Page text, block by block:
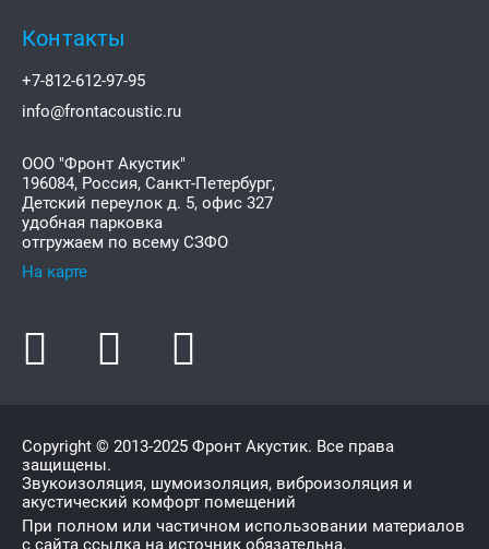
Контакты
+7-812-612-97-95
info@frontacoustic.ru
ООО "Фронт Акустик"
196084, Россия, Санкт-Петербург,
Детский переулок д. 5, офис 327
удобная парковка
отгружаем по всему СЗФО
На карте
Copyright © 2013-2025 Фронт Акустик. Все права
защищены.
Звукоизоляция, шумоизоляция, виброизоляция и
акустический комфорт помещений
При полном или частичном использовании материалов
с сайта ссылка на источник обязательна.